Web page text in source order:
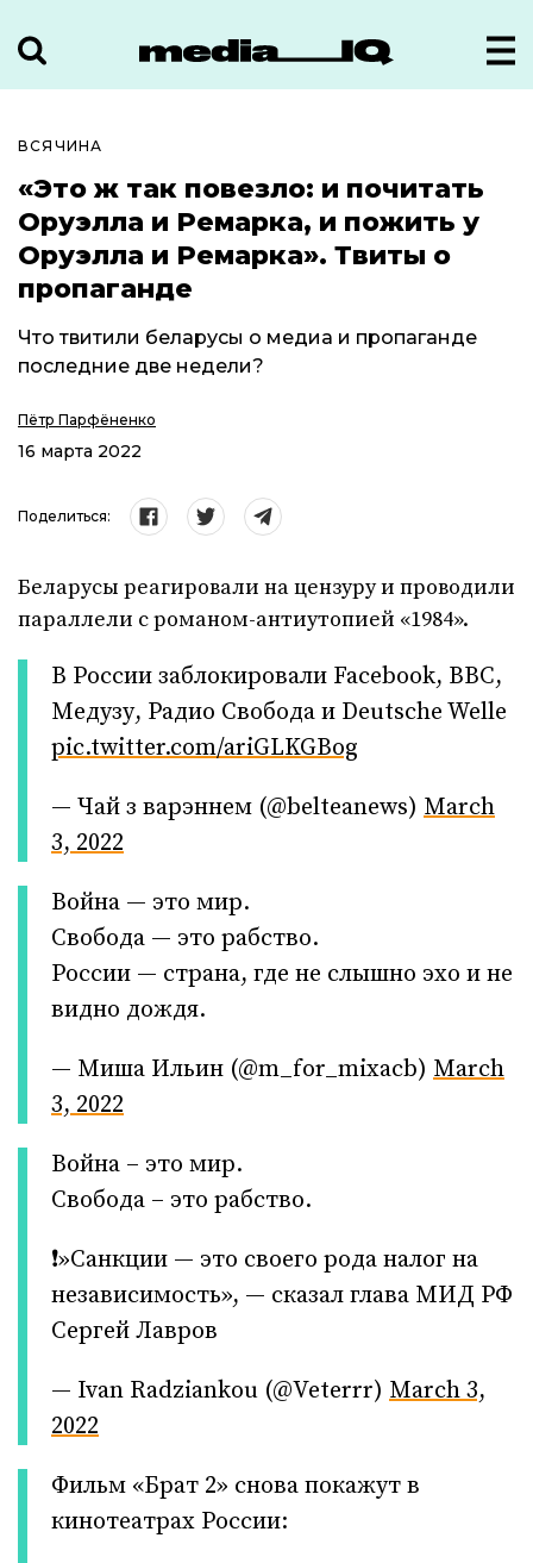
ВСЯЧИНА
«Это ж так повезло: и почитать
Оруэлла и Ремарка, и пожить у
Оруэлла и Ремарка». Твиты о
пропаганде
Что твитили беларусы о медиа и пропаганде
последние две недели?
Пётр Парфёненко
16 марта 2022
Поделиться:
Беларусы реагировали на цензуру и проводили
параллели с романом-антиутопией «1984».
В России заблокировали Facebook, BBC,
Медузу, Радио Свобода и Deutsche Welle
pic.twitter.com/ariGLKGBog
— Чай з варэннем (@belteanews) March
3, 2022
Война — это мир.
Свобода — это рабство.
России — страна, где не слышно эхо и не
видно дождя.
— Миша Ильин (@m_for_mixacb) March
3, 2022
Война – это мир.
Свобода – это рабство.
❗»Санкции — это своего рода налог на
независимость», — сказал глава МИД РФ
Сергей Лавров
— Ivan Radziankou (@Veterrr) March 3,
2022
Фильм «Брат 2» снова покажут в
кинотеатрах России: